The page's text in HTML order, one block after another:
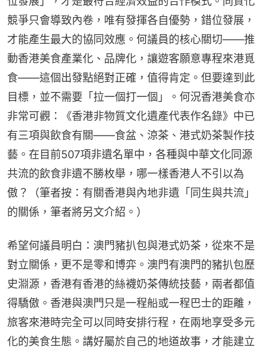
競爭只會導致內卷，唯有發揮各自優勢，錯位發展，
才能產生最大的協同效應。何議員的核心關切——推
動香港美食產業化、品牌化，讓遊客願意專程來港覓
食——這個出發點絕對正確，值得肯定。但要達到此
目標，並不需要「拉一個打一個」。何況香港美食亦
非常可觀：《香港非物質文化遺產代表作名錄》中已
有三項與飲食有關——食盆、涼茶、港式奶茶製作技
藝。在目前507項非遺名單中，各種與中華文化同源
共流的飲食非遺不勝枚舉，哪一樣香港人不引以為
傲？（筆者按：有關香港與內地非遺「同生與共流」
的關係，筆者將另文介紹。）
希望何議員明白：澳門豬扒包與港式奶茶，從來不是
對立關係，更不是零和博弈。澳門有澳門的豬扒包歷
史淵源，香港有香港的絲襪奶茶傳統技藝，兩者都值
得驕傲。香港與澳門只是一程船或一程巴士的距離，
旅客來港時完全可以同時安排行程，在兩地享受多元
化的美食生態。講好屬於自己的地道故事，才能建立